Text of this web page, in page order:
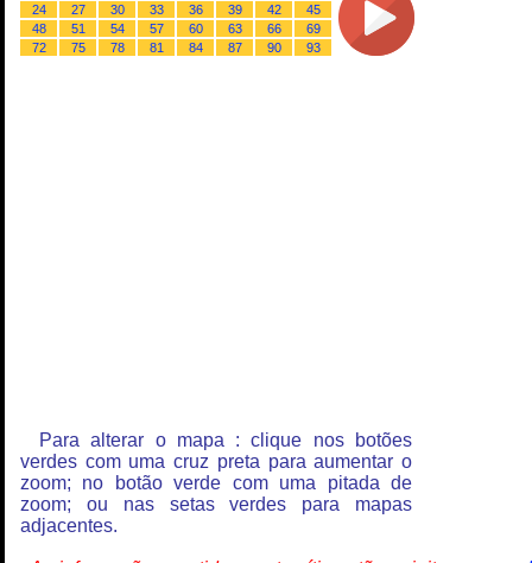
24
27 30 33 36 39 42
45
48
51 54 57 60 63 66
69
72
75 78 81 84 87 90 93
Para alterar o mapa : clique nos botões
verdes com uma cruz preta para aumentar o
zoom; no botão verde com uma pitada de
zoom; ou nas setas verdes para mapas
adjacentes.